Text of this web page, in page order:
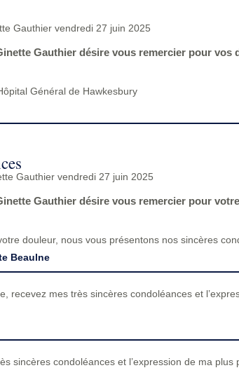
Gauthier vendredi 27 juin 2025
Gauthier désire vous remercier pour vos
Général de Hawkesbury
Gauthier vendredi 27 juin 2025
Gauthier désire vous remercier pour
douleur, nous vous présentons nos sincères
Beaulne
recevez mes très sincères condoléances et
sincères condoléances et l’expression de ma plus